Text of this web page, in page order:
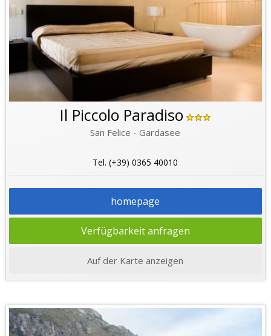
Il Piccolo Paradiso
San Felice - Gardasee
Tel. (+39) 0365 40010
homepage
Verfügbarkeit anfragen
Auf der Karte anzeigen